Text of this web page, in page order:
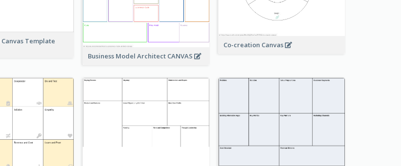
Template
Business Model Architect CANVAS
Co-creation Canvas